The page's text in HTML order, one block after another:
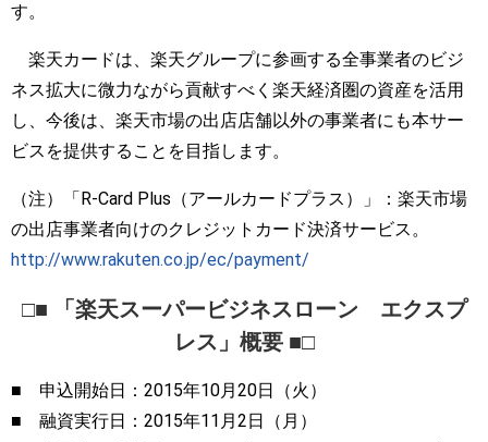
す。
楽天カードは、楽天グループに参画する全事業者のビジ
ネス拡大に微力ながら貢献すべく楽天経済圏の資産を活用
し、今後は、楽天市場の出店店舗以外の事業者にも本サー
ビスを提供することを目指します。
（注）「R-Card Plus（アールカードプラス）」：楽天市場
の出店事業者向けのクレジットカード決済サービス。
http://www.rakuten.co.jp/ec/payment/
□■ 「楽天スーパービジネスローン エクスプ
レス」概要 ■□
■ 申込開始日：2015年10月20日（火）
■ 融資実行日：2015年11月2日（月）